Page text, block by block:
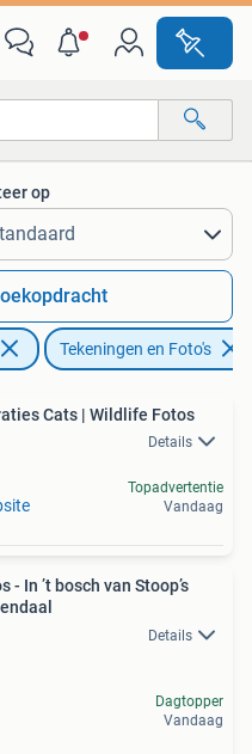
op
Tekeningen en Foto's
Cats | Wildlife Fotos
Details
Topadvertentie
Vandaag
- In ’t bosch van Stoop’s
Details
Dagtopper
Vandaag